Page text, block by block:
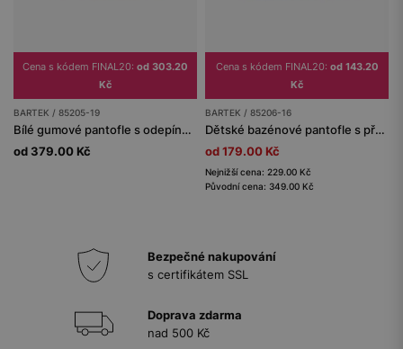
Cena s kódem FINAL20: od 303.20
Kč
BARTEK / 85205-19
Bílé gumové pantofle s odepínacími ozdobami
od 379.00 Kč
Cena s kódem FINAL20: od 143.20
Kč
BARTEK / 85206-16
Dětské bazénové pantofle s přechodem barev námořnická modrá-béžová BARTEK 85206-16
od 179.00 Kč
Nejnižší cena: 229.00 Kč
Původní cena: 349.00 Kč
Bezpečné nakupování
s certifikátem SSL
Doprava zdarma
nad 500 Kč